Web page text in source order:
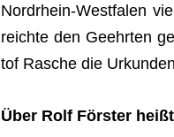
Nord­rhein-West­fa­len
reichte den Geehr­ten
tof Rasche die
Über Rolf Förs­ter